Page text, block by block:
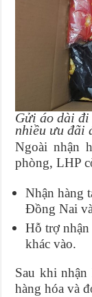
Gửi áo dài
nhiều ưu đãi
Ngoài nhận
phòng, LHP
Nhận hàng
Đồng Nai
Hỗ trợ
khác vào.
Sau khi
hàng hóa và